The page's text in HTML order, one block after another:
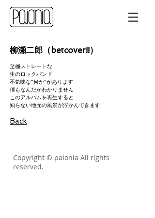
柳瀬二郎（betcover!!）
至極ストレートな
生のロックバンド
不気味な"何か"があります
僕もなんだかわかりません
このアルバムを再生すると
知らない地元の風景が浮かんできます
Back
Copyright © paionia All rights
reserved.